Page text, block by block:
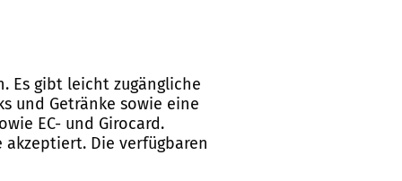
Es gibt leicht zugängliche
und Getränke sowie eine
EC- und Girocard.
akzeptiert. Die verfügbaren